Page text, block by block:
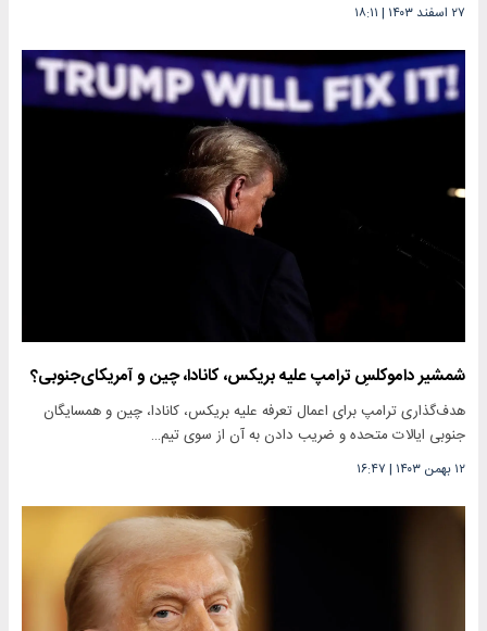
۲۷ اسفند ۱۴۰۳ | ۱۸:۱۱
شمشیر داموکلسِ ترامپ علیه بریکس، کانادا، چین و آمریکای‌جنوبی؟
هدف‌گذاری ترامپ برای اعمال تعرفه علیه بریکس، کانادا، چین و همسایگان
جنوبی ایالات متحده و ضریب دادن به آن از سوی تیم…
۱۲ بهمن ۱۴۰۳ | ۱۶:۴۷